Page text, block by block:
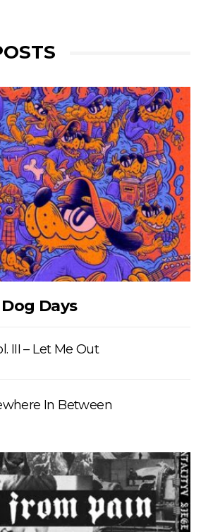
Dog Days
III – Let Me Out
In Between